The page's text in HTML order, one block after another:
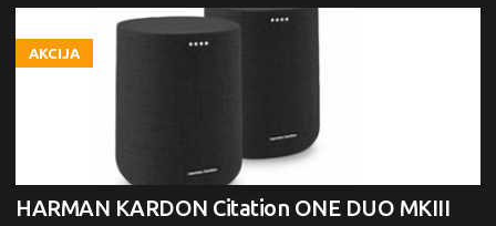
AKCIJA
HARMAN KARDON Citation ONE DUO MKIII